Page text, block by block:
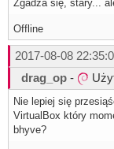
Zgadza się, stary...
Offline
2017-08-08
drag_op -
Nie lepiej się
VirtualBox który
bhyve?